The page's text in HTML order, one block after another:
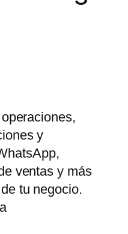
y
ventas y más
tu negocio.